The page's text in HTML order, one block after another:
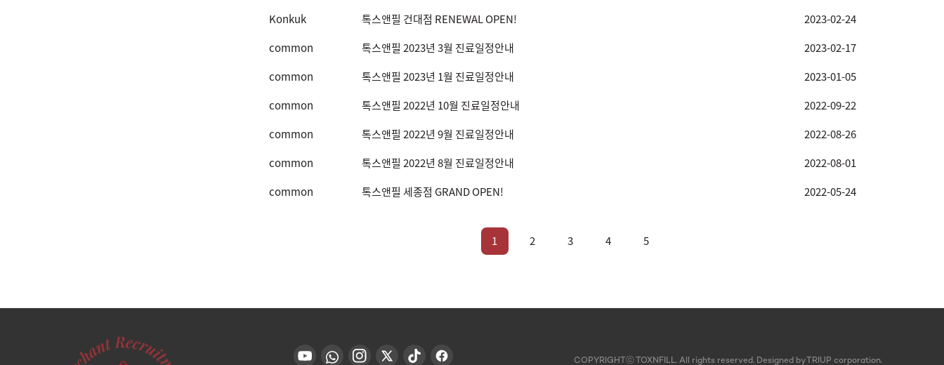
Konkuk
톡스앤필 건대점 RENEWAL OPEN!
2023-02-24
common
톡스앤필 2023년 3월 진료일정안내
2023-02-17
common
톡스앤필 2023년 1월 진료일정안내
2023-01-05
common
톡스앤필 2022년 10월 진료일정안내
2022-09-22
common
톡스앤필 2022년 9월 진료일정안내
2022-08-26
common
톡스앤필 2022년 8월 진료일정안내
2022-08-01
common
톡스앤필 세종점 GRAND OPEN! 2022-05-24
1 2 3 4 5
COPYRIGHTⓒ TOXNFILL. All rights reserved. Designed by TRIUP corporation.